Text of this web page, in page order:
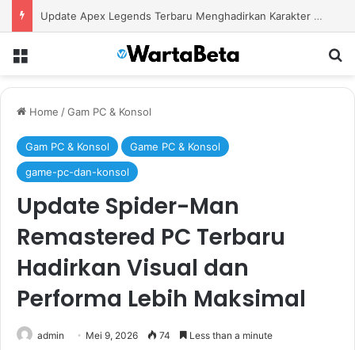
Update Apex Legends Terbaru Menghadirkan Karakter Baru dan Perubahan Besar dalam Pertarungan
Home /Gam PC & Konsol
Gam PC & Konsol
Game PC & Konsol
game-pc-dan-konsol
Update Spider-Man
Remastered PC Terbaru
Hadirkan Visual dan
Performa Lebih Maksimal
admin Mei 9, 2026 74 Less than a minute